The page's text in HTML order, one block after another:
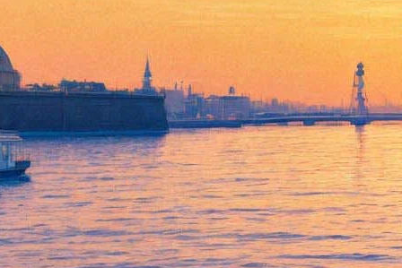
Версия для печати
23 мая в Петербурге спектаклем «Память жизни», в
создании которого приняли участие семь стран, стартовал
проект «Встречая Одиссею». Это новый караван мира –
путешествие большой компании странствующих театров
десятка стран по Европе – подобный тому, который в 1989
году случился по инициативе Славы Полунина и Джона
Килби.